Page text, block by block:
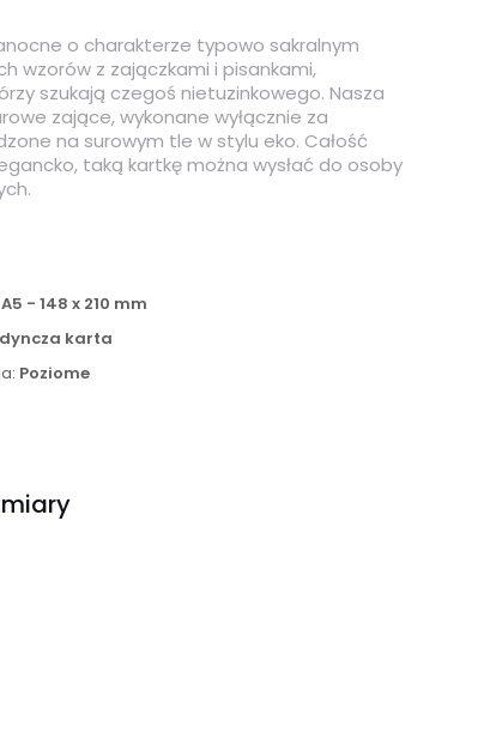
A5 - 148 x 210 mm
karta
Poziome
o charakterze typowo sakralnym
wzorów z zajączkami i pisankami,
szukają czegoś nietuzinkowego. Nasza
zające, wykonane wyłącznie za
na surowym tle w stylu eko. Całość
taką kartkę można wysłać do osoby